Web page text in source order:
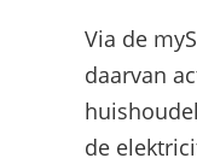
Via de
daarvan
de